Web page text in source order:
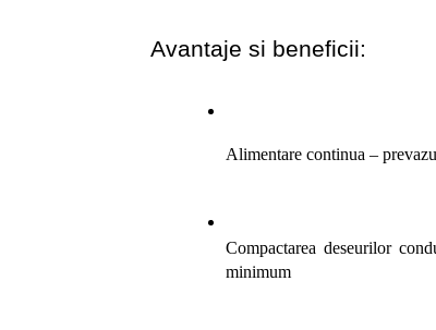
Avantaje si beneficii:
Alimentare continua –
Compactarea deseurilor
minimum